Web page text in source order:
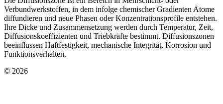
Verbundwerkstoffen, in dem infolge chemischer Gradienten Atome
diffundieren und neue Phasen oder Konzentrationsprofile entstehen.
Ihre Dicke und Zusammensetzung werden durch Temperatur, Zeit,
Diffusionskoeffizienten und Triebkräfte bestimmt. Diffusionszonen
beeinflussen Haftfestigkeit, mechanische Integrität, Korrosion und
Funktionsverhalten.
© 2026